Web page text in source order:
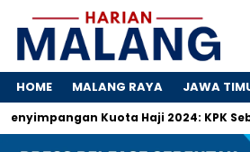
HOME MALANG RAYA JAWA
Kuota Haji 2024: KPK Sebut